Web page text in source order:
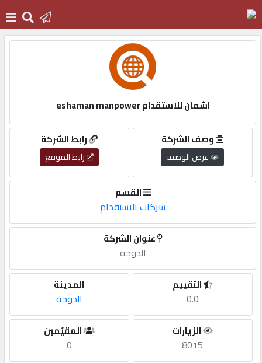
التسجيل
English
أضف
طلب
اشمان للاستقدام eshaman manpower
رابط الشركة
رابط الموقع
وصف الشركة
عرض الوصف
القسم
شركات الاستقدام
عنوان الشركة
الدوحة
المدينة
الدوحة
التقييم
0.0
المقيّمين
0
الزيارات
8015